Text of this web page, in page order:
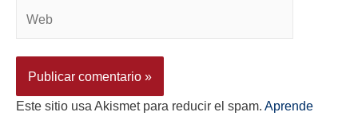
Este sitio usa Akismet para reducir el spam. Aprende